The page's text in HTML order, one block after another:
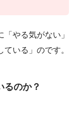
やる気がない」
いる」のです。
るのか？